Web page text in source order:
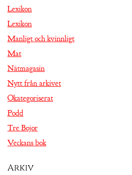
Lexikon
Lexikon
Manligt och kvinnligt
Mat
Nätmagasin
Nytt från arkivet
Okategoriserat
Podd
Tre Bojor
Veckans bok
Arkiv